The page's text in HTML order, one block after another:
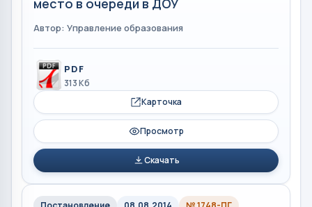
место в очереди в ДОУ
Автор: Управление образования
PDF
313 Кб
Карточка
Просмотр
Скачать